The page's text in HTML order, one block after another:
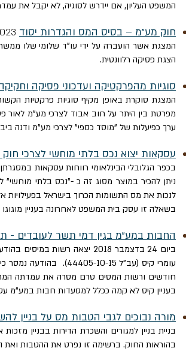
המשפט העליון, אם יידרש לסוגיה, לא יקבל את
חוק מע"מ – בסיס המס והגדרות יסוד
המצגת אשר הועברה על ידי עו"ד שלומי שלו
הצגת פסיקה רלוונטית.
סוגיות מהפרקטיקה ועדכוני פסיקה
המצגת סוקרת באופן מקיף סוגיות פרקטיות
ערך כפיעלות של "מוסד כספי" לצרכי מע"מ ודנה
עסקאות יצוא נכס בלתי מוחשי לצרכי
בכפר הגלובלי הבינלאומי רווחות עסקאות
לנכות את מס התשומות הכרוך בישראל בפעילויות
בשאלה זו עסק בית המשפט לאחרונה בעניין מוגוגו
החבות במע"מ בגין דמי תשר לעובדים -
ביום 24 בדצמבר 2018 יצאה
עומרי קיס (עב"ל
חודשים ורשות המסים טרם מסרה את עמדתה
בעניין קיס לא קמה ככלל למסעדות חבות במע"מ
מורה נבוכים לגבי הטבות מס על בניין
בניית בניין למגורים והשכרת הדירות בבניין
בהוראות החוק. ברשימה זו נפרט את ההטבות ואת